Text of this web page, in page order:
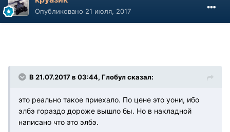
Опубликовано 21 июля, 2017
В 21.07.2017 в 03:44, Глобул сказал:
это реально такое приехало. По цене это уони, ибо
элбэ гораздо дороже вышло бы. Но в накладной
написано что это элбэ.